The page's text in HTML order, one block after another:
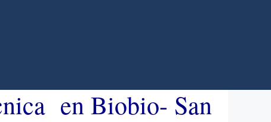
en Biobio- San